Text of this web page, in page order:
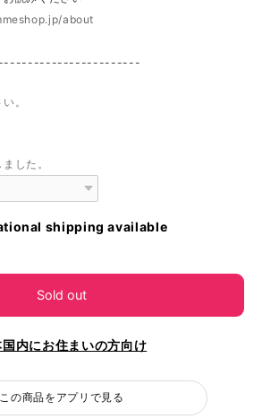
about
。
した。
shipping available
Sold out
国内にお住まいの方向け
この商品をアプリで見る